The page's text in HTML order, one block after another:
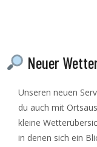
Neuer
Unseren neuen
du auch mit
kleine
in denen sich ein